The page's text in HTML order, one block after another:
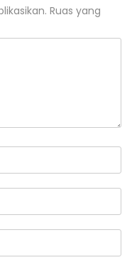
Ruas yang